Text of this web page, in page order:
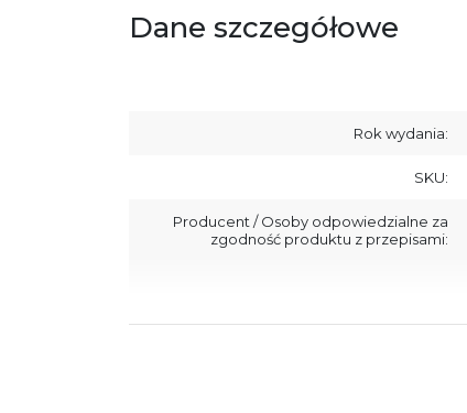
Dane szczegółowe
Rok wydania:
SKU:
Producent / Osoby odpowiedzialne za
zgodność produktu z przepisami: